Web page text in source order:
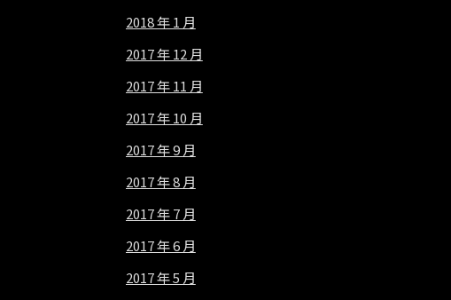
2018 年 1 月
2017 年 12 月
2017 年 11 月
2017 年 10 月
2017 年 9 月
2017 年 8 月
2017 年 7 月
2017 年 6 月
2017 年 5 月